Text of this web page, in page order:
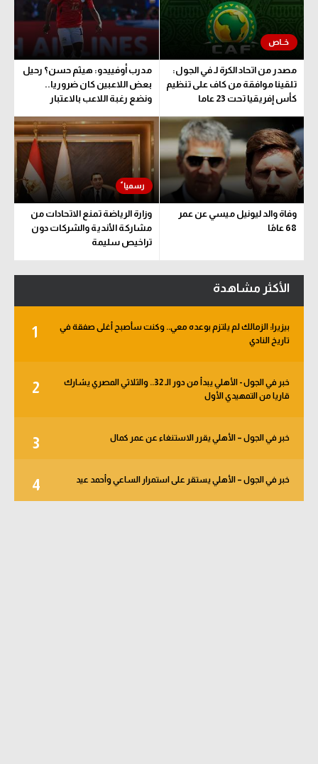
مصدر من اتحاد الكرة لـ في الجول:
تلقينا موافقة من كاف على تنظيم
كأس إفريقيا تحت 23 عاما
مدرب أوفييدو: هيثم حسن؟ رحيل
بعض اللاعبين كان ضروريا..
ونضع رغبة اللاعب بالاعتبار
وفاة والد ليونيل ميسي عن عمر
68 عامًا
وزارة الرياضة تمنع الاتحادات من
مشاركة الأندية والشركات دون
تراخيص سليمة
الأكثر مشاهدة
1
بيزيرا: الزمالك لم يلتزم بوعده معي.. وكنت سأصبح أغلى صفقة في
تاريخ النادي
2
خبر في الجول - الأهلي يبدأ من دور الـ 32.. والثلاثي المصري يشارك
قاريا من التمهيدي الأول
3 خبر في الجول – الأهلي يقرر الاستنغاء عن عمر كمال
4 خبر في الجول – الأهلي يستقر على استمرار الساعي وأحمد عيد